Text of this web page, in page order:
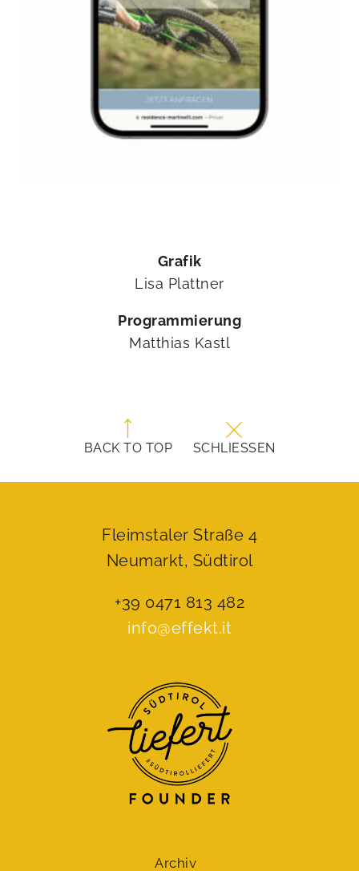
Grafik
Lisa Plattner
Programmierung
Matthias Kastl
BACK TO TOP SCHLIESSEN
Fleimstaler Straße 4
Neumarkt, Südtirol
+39 0471 813 482
info@effekt.it
Archiv